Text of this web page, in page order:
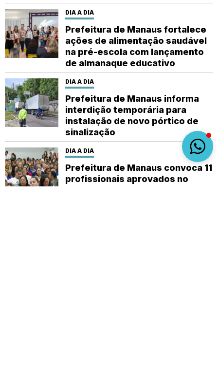
DIA A DIA
Prefeitura de Manaus fortalece
ações de alimentação saudável
na pré-escola com lançamento
de almanaque educativo
DIA A DIA
Prefeitura de Manaus informa
interdição temporária para
instalação de novo pórtico de
sinalização
DIA A DIA
Prefeitura de Manaus convoca 11
profissionais aprovados no